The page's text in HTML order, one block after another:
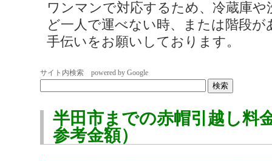
ワンマンで対応するため、冷蔵庫
ど一人で運べない時、または階段
手伝いをお願いしております。
サイト内検索 powered by Google
半田市までの赤帽引越し料
参考金額）